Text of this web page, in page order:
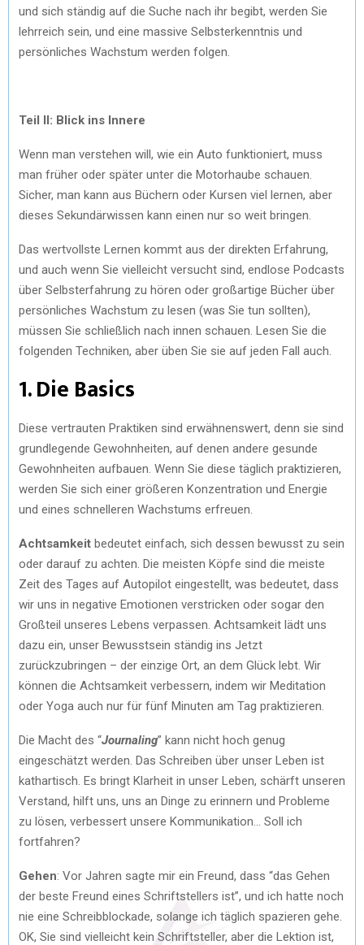
und sich ständig auf die Suche nach ihr begibt, werden Sie
lehrreich sein, und eine massive Selbsterkenntnis und
persönliches Wachstum werden folgen.
Teil II: Blick ins Innere
Wenn man verstehen will, wie ein Auto funktioniert, muss
man früher oder später unter die Motorhaube schauen.
Sicher, man kann aus Büchern oder Kursen viel lernen, aber
dieses Sekundärwissen kann einen nur so weit bringen.
Das wertvollste Lernen kommt aus der direkten Erfahrung,
und auch wenn Sie vielleicht versucht sind, endlose Podcasts
über Selbsterfahrung zu hören oder großartige Bücher über
persönliches Wachstum zu lesen (was Sie tun sollten),
müssen Sie schließlich nach innen schauen. Lesen Sie die
folgenden Techniken, aber üben Sie sie auf jeden Fall auch.
1. Die Basics
Diese vertrauten Praktiken sind erwähnenswert, denn sie sind
grundlegende Gewohnheiten, auf denen andere gesunde
Gewohnheiten aufbauen. Wenn Sie diese täglich praktizieren,
werden Sie sich einer größeren Konzentration und Energie
und eines schnelleren Wachstums erfreuen.
Achtsamkeit bedeutet einfach, sich dessen bewusst zu sein
oder darauf zu achten. Die meisten Köpfe sind die meiste
Zeit des Tages auf Autopilot eingestellt, was bedeutet, dass
wir uns in negative Emotionen verstricken oder sogar den
Großteil unseres Lebens verpassen. Achtsamkeit lädt uns
dazu ein, unser Bewusstsein ständig ins Jetzt
zurückzubringen – der einzige Ort, an dem Glück lebt. Wir
können die Achtsamkeit verbessern, indem wir Meditation
oder Yoga auch nur für fünf Minuten am Tag praktizieren.
Die Macht des “Journaling” kann nicht hoch genug
eingeschätzt werden. Das Schreiben über unser Leben ist
kathartisch. Es bringt Klarheit in unser Leben, schärft unseren
Verstand, hilft uns, uns an Dinge zu erinnern und Probleme
zu lösen, verbessert unsere Kommunikation… Soll ich
fortfahren?
Gehen: Vor Jahren sagte mir ein Freund, dass “das Gehen
der beste Freund eines Schriftstellers ist”, und ich hatte noch
nie eine Schreibblockade, solange ich täglich spazieren gehe.
OK, Sie sind vielleicht kein Schriftsteller, aber die Lektion ist,